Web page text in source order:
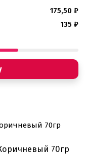
175,50 ₽
135 ₽
70гр